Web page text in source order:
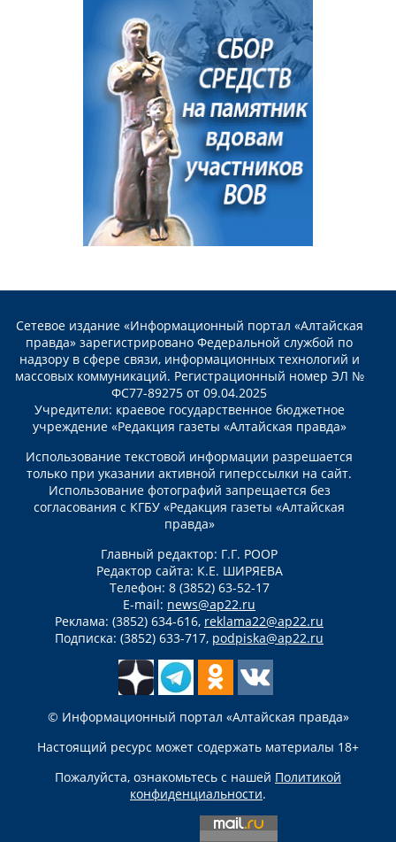
Сетевое издание «Информационный портал «Алтайская
правда» зарегистрировано Федеральной службой по
надзору в сфере связи, информационных технологий и
массовых коммуникаций. Регистрационный номер ЭЛ №
ФС77-89275 от 09.04.2025
Учредители: краевое государственное бюджетное
учреждение «Редакция газеты «Алтайская правда»
Использование текстовой информации разрешается
только при указании активной гиперссылки на сайт.
Использование фотографий запрещается без
согласования с КГБУ «Редакция газеты «Алтайская
правда»
Главный редактор: Г.Г. РООР
Редактор сайта: К.Е. ШИРЯЕВА
Телефон: 8 (3852) 63-52-17
E-mail: news@ap22.ru
Реклама: (3852) 634-616, reklama22@ap22.ru
Подписка: (3852) 633-717, podpiska@ap22.ru
© Информационный портал «Алтайская правда»
Настоящий ресурс может содержать материалы 18+
Пожалуйста, ознакомьтесь с нашей Политикой
конфиденциальности.